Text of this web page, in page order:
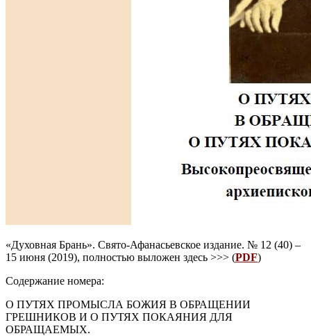
«Духовная Брань». Свято-Афанасьевское издание. № 12 (40) –
15 июня (2019), полностью выложен здесь >>> (PDF)​
Содержание номера:
О ПУТЯХ ПРОМЫСЛА БОЖИЯ В ОБРАЩЕНИИ
ГРЕШНИКОВ И О ПУТЯХ ПОКАЯНИЯ ДЛЯ
ОБРАЩАЕМЫХ.